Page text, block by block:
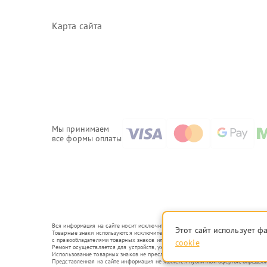
Карта сайта
Мы принимаем
все формы оплаты
Вся информация на сайте носит исключительно справочный характер.
Товарные знаки используются исключительно для описания устройств, в
с правообладателями товарных знаков или их официальными представителями.
Ремонт осуществляется для устройств, уже введенных в гражданский оборот в
Использование товарных знаков не преследует цели индивидуализации услуг
Представленная на сайте информация не является публичной офертой,
Этот сайт использует
cookie